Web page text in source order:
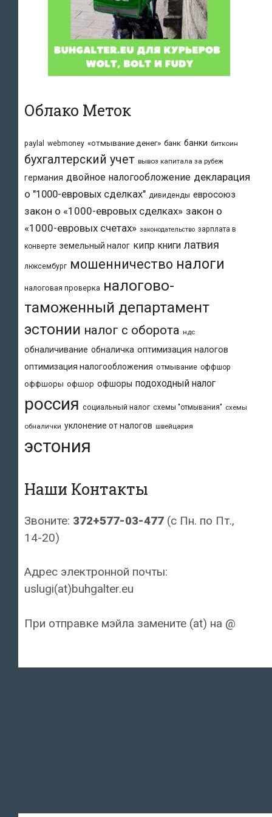
Облако Меток
paylal webmoney «отмывание денег» банк банки биткоин
бухгалтерский учет вывоз капитала за рубеж
германия двойное налогообложение декларация
о "1000-евровых сделках" дивиденды евросоюз
закон о «1000-евровых сделках» закон о
«1000-евровых счетах» законодательство зарплата в
конверте земельный налог кипр книги латвия
люксембург мошенничество налоги
налоговая проверка налогово-
таможенный департамент
эстонии налог с оборота ндс
обналичивание обналичка оптимизация налогов
оптимизация налогообложения отмывание оффшор
оффшоры офшор офшоры подоходный налог
россия социальный налог схемы "отмывания" схемы
обналички уклонение от налогов швейцария
эстония
Наши Контакты
Звоните: 372+577-03-477 (с Пн. по Пт.,
14-20)
Адрес электронной почты:
uslugi(at)buhgalter.eu
При отправке мэйла замените (at) на @